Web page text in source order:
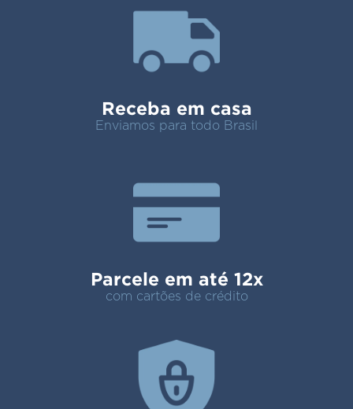
Receba em casa
Enviamos para todo Brasil
Parcele em até 12x
com cartões de crédito